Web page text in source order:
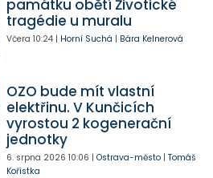
památku obětí Životické
tragédie u muralu
Včera 10:24| Horní Suchá | Bára Kelnerová
OZO bude mít vlastní
elektřinu. V Kunčicích
vyrostou 2 kogenerační
jednotky
6. srpna 2026 10:06 | Ostrava-město| Tomáš
Kořistka